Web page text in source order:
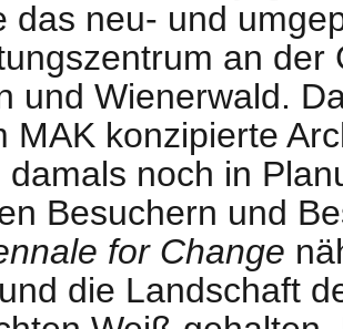
das neu- und
an der
und Wienerwald.
MAK konzipierte
noch in
Besuchern und
for Change
die Landschaft